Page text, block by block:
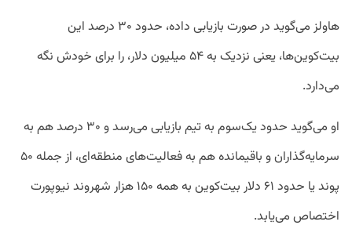
هاولز می‌گوید در صورت بازیابی داده، حدود ۳۰ درصد این
بیت‌کوین‌ها، یعنی نزدیک به ۵۴ میلیون دلار، را برای خودش نگه
می‌دارد.
او می‌گوید حدود یک‌سوم به تیم بازیابی می‌رسد و ۳۰ درصد هم به
سرمایه‌گذاران و باقیمانده هم به فعالیت‌های منطقه‌ای، از جمله ۵۰
پوند یا حدود ۶۱ دلار بیت‌کوین به همه ۱۵۰ هزار شهروند نیوپورت
اختصاص می‌یابد.